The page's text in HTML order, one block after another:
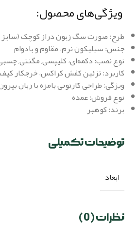
ویژگی‌های محصول:
طرح: صورت سگ زبون دراز کوچک (سایز
جنس: سیلیکون نرم، مقاوم و بادوام
نوع نصب: دکمه‌ای، کلیپسی, مگنتی,
کاربرد: تزئین کفش کراکس، خرجکار کیف
ویژگی: طراحی کارتونی بامزه با زبان
نوع فروش: عمده
برند: کوهبر
توضیحات تکمیلی
ابعاد
نظرات (0)